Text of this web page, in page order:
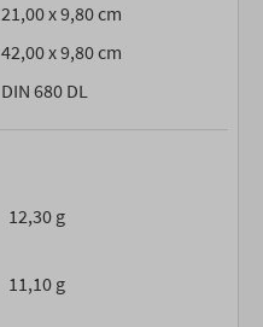
21,00 x 9,80 cm
42,00 x 9,80 cm
DIN 680 DL
12,30 g
11,10 g